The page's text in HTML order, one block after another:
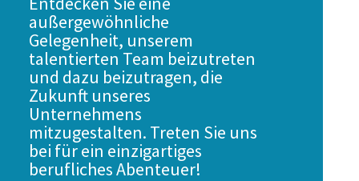
außergewöhnliche
Gelegenheit, unserem
talentierten Team beizutreten
und dazu beizutragen, die
Zukunft unseres
Unternehmens
mitzugestalten. Treten Sie uns
bei für ein einzigartiges
berufliches Abenteuer!